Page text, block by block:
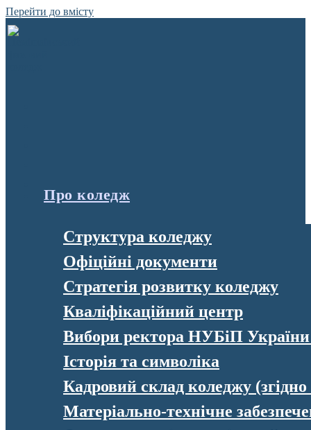
Перейти до вмісту
Про коледж
Структура коледжу
Офіційні документи
Стратегія розвитку коледжу
Кваліфікаційний центр
Вибори ректора НУБіП України
Історія та символіка
Кадровий склад коледжу
Матеріально-технічне